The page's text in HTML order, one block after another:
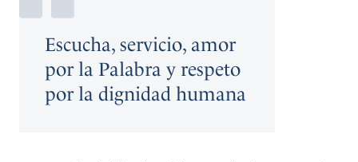
Escucha, servicio, amor
por la Palabra y respeto
por la dignidad humana